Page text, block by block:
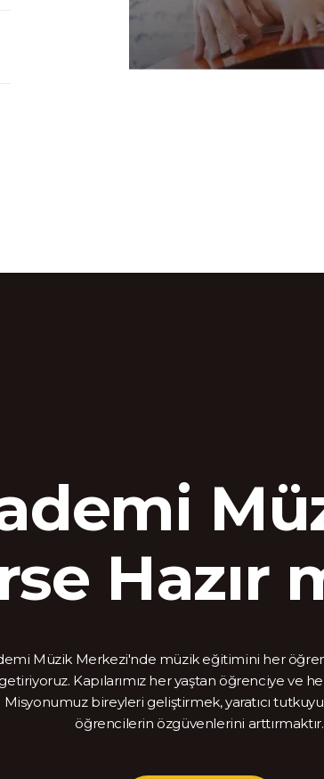
Hazır
Müzik Merkezi'nde müzik eğitimini her
Kapılarımız her yaştan öğrenciye ve
Misyonumuz bireyleri geliştirmek, yaratıcı
öğrencilerin özgüvenlerini arttırmaktır.